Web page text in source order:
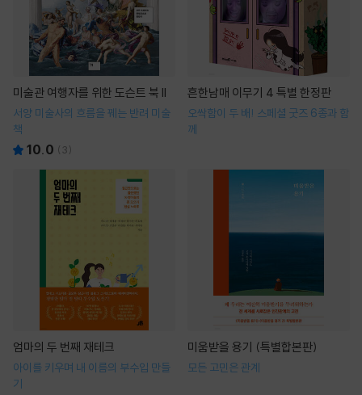
미술관 여행자를 위한 도슨트 북 II
서양 미술사의 흐름을 꿰는 반려 미술
책
10.0 ( 3)
흔한남매 이무기 4 특별 한정판
오싹함이 두 배! 스페셜 굿즈 6종과 함
께
엄마의 두 번째 재테크
아이를 키우며 내 이름의 부수입 만들
기
미움받을 용기 (특별합본판)
모든 고민은 관계